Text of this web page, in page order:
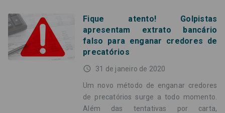
Fique atento! Golpistas
apresentam extrato bancário
falso para enganar credores de
precatórios
access_time 31 de janeiro de 2020
Um novo método de enganar credores
de precatórios surge a todo momento.
Além das tentativas por carta,